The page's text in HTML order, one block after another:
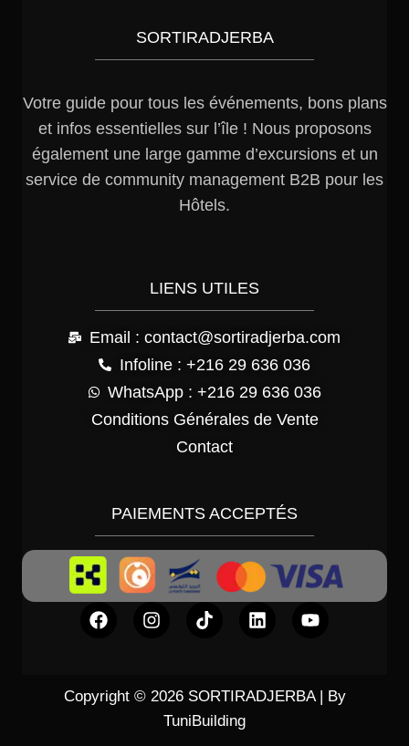
SORTIRADJERBA
Votre guide pour tous les événements, bons plans
et infos essentielles sur l’île ! Nous proposons
également une large gamme d’excursions et un
service de community management B2B pour les
Hôtels.
LIENS UTILES
Email : contact@sortiradjerba.com
Infoline : +216 29 636 036
WhatsApp : +216 29 636 036
Conditions Générales de Vente
Contact
PAIEMENTS ACCEPTÉS
Copyright © 2026 SORTIRADJERBA | By
TuniBuilding